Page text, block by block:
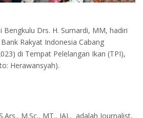
Drs. H. Sumardi, MM, hadiri
Rakyat Indonesia Cabang
di Tempat Pelelangan Ikan (TPI),
Herawansyah).
M.Sc., MT., IAI., adalah Journalist,